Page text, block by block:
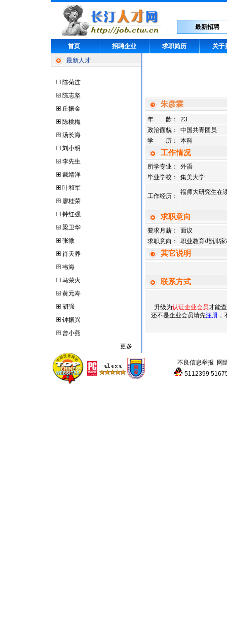
最新招聘
首页 招聘企业 求职简历
关于
最新人才
陈菊连
陈志坚
丘振金
陈桃梅
汤长海
刘小明
李先生
戴靖洋
叶和军
廖桂荣
钟红强
梁卫华
张微
肖天养
韦海
马荣火
黄元寿
胡强
钟振兴
曾小燕
更多...
朱彦霖
年 龄：
23
政治面貌：
中国共青团员
学 历：
本科
工作情况
所学专业：
外语
毕业学校：
集美大学
工作经历：
福师大研究生在
求职意向
要求月薪：
面议
求职意向：
职业教育/培训/
其它说明
联系方式
升级为认证企业会员才能
还不是企业会员请先注册
不良信息举报 网
5112399